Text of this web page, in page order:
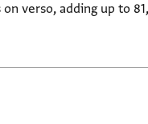
verso, adding up to